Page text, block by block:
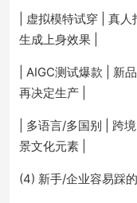
| 虚拟模特试穿 | 真
生成上身效果 |
| AIGC测试爆款 | 新
再决定生产 |
| 多语言/多国别 | 跨
景文化元素 |
(4) 新手/企业容易踩